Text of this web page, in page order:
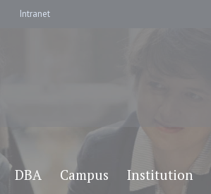
Intranet
DBA Campus Institution